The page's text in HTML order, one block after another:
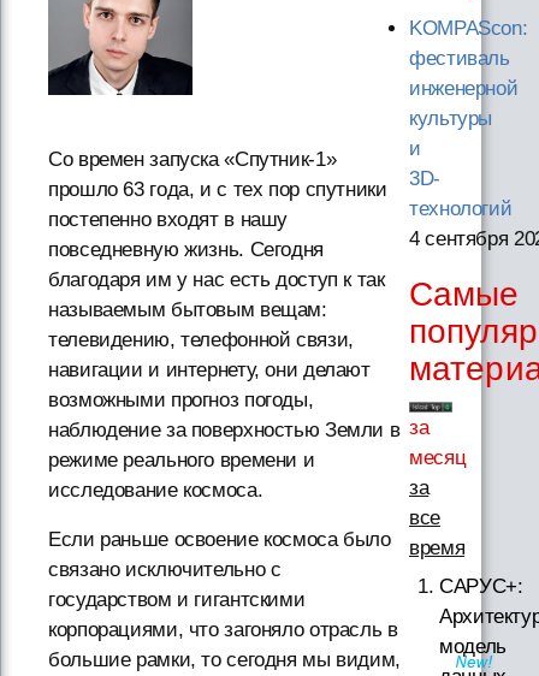
Со времен запуска «Спутник-1»
прошло 63 года, и с тех пор спутники
постепенно входят в нашу
повседневную жизнь. Сегодня
благодаря им у нас есть доступ к так
называемым бытовым вещам:
телевидению, телефонной связи,
навигации и интернету, они делают
возможными прогноз погоды,
наблюдение за поверхностью Земли в
режиме реального времени и
исследование космоса.
Если раньше освоение космоса было
связано исключительно с
государством и гигантскими
корпорациями, что загоняло отрасль в
большие рамки, то сегодня мы видим,
KOMPAScon:
фестиваль
инженерной
культуры
и
3D-
технологий
4 сентября
Самые
за
месяц
за
все
время
САРУС+:
модель